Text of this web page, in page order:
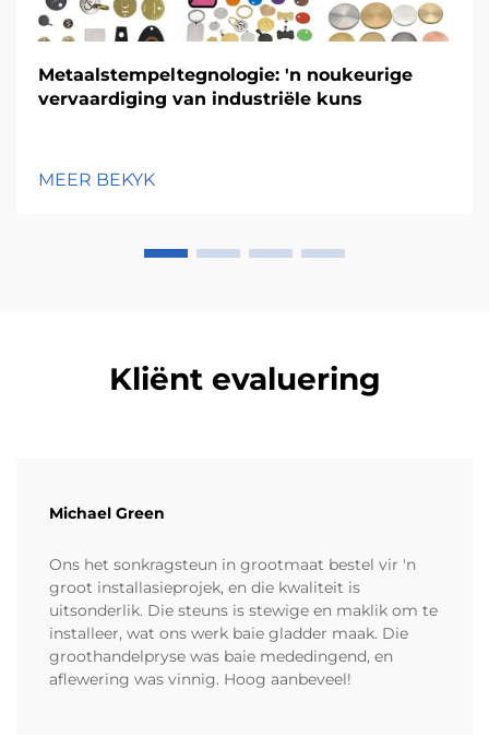
Metaalstempeltegnologie: 'n noukeurige
vervaardiging van industriële kuns
MEER BEKYK
Kliënt evaluering
Michael Green
Ons het sonkragsteun in grootmaat bestel vir 'n
groot installasieprojek, en die kwaliteit is
uitsonderlik. Die steuns is stewige en maklik om te
installeer, wat ons werk baie gladder maak. Die
groothandelpryse was baie mededingend, en
aflewering was vinnig. Hoog aanbeveel!